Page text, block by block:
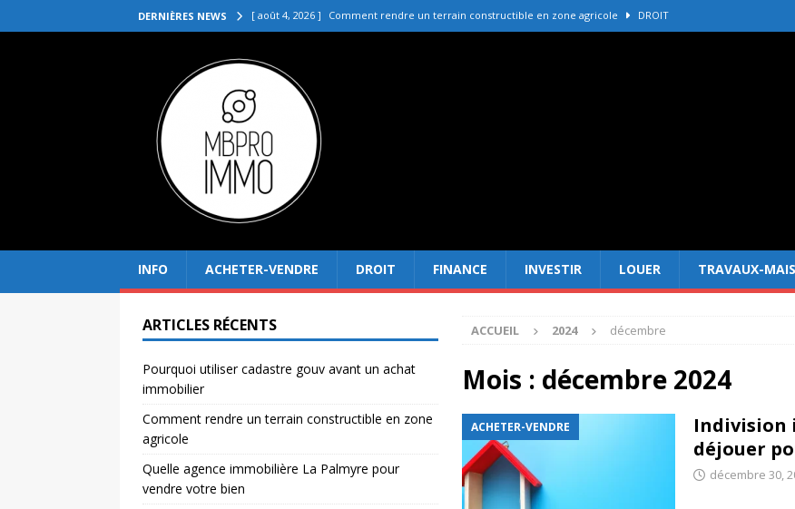
DERNIÈRES NEWS [ août 4, 2026 ] Comment rendre un terrain constructible en zone agricole DROIT
VENDRE
[ juillet 27, 2026 ]
[ juillet 23, 2026 ]
[ août 8, 2026 ]
INFO ACHETER-VENDRE DROIT FINANCE INVESTIR LOUER TRAVAUX-
ACCUEIL 2024 décembre
Mois : décembre 2024
ACHETER-VENDRE
Indivision
déjouer
décembre 30,
ARTICLES RÉCENTS
Pourquoi utiliser cadastre gouv avant un achat
immobilier
Comment rendre un terrain constructible en zone
agricole
Quelle agence immobilière La Palmyre pour
vendre votre bien